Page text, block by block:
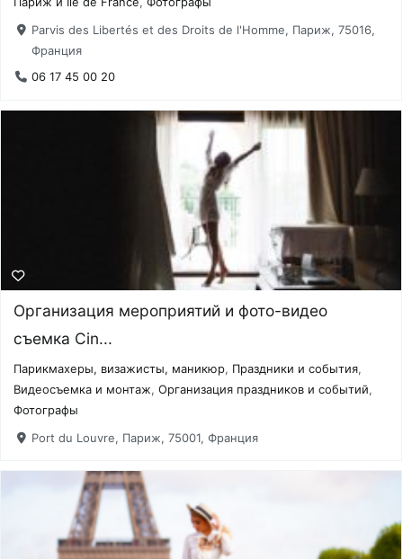
Parvis des Libertés et des Droits de l'Homme, Париж, 75016,
Франция
06 17 45 00 20
Организация мероприятий и фото-видео
съемка Cin...
Парикмахеры, визажисты, маникюр, Праздники и события,
Видеосъемка и монтаж,Организация праздников и событий,
Фотографы
Port du Louvre, Париж, 75001, Франция